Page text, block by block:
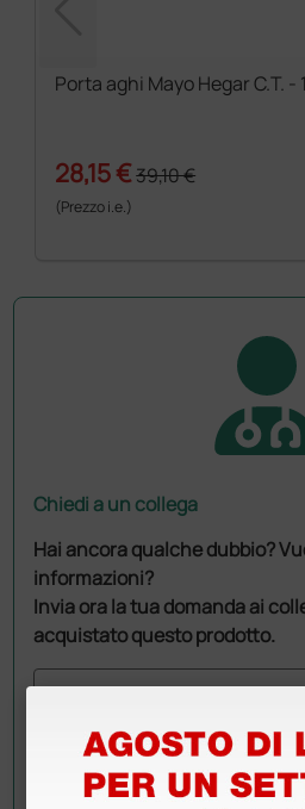
Porta aghi Mayo Hegar C.T. -
28,15 €39,10 €
(Prezzo i.e.)
Chiedi a un collega
Hai ancora qualche dubbio?
informazioni?
Invia ora la tua domanda ai
acquistato questo prodotto.